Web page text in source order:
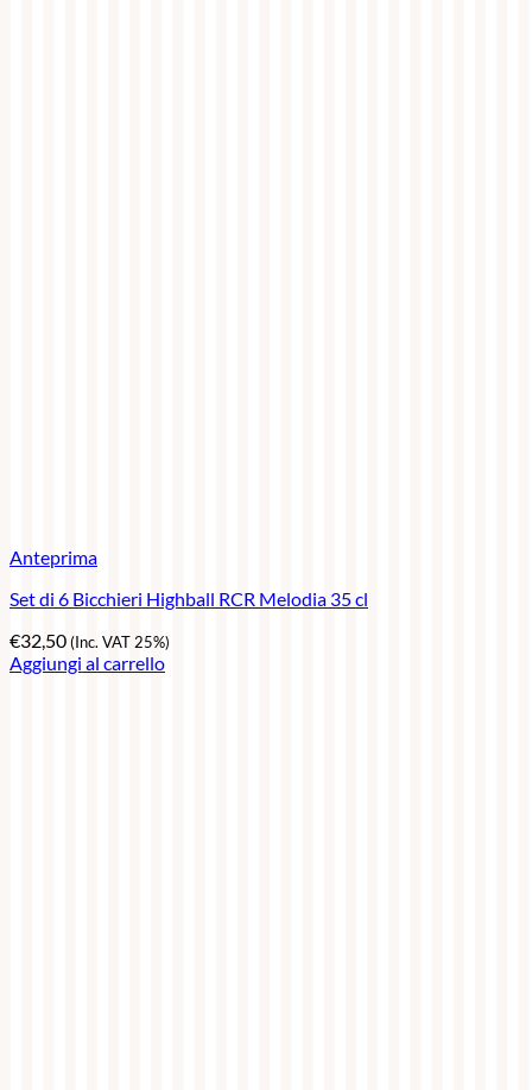
Anteprima
Set di 6 Bicchieri Highball RCR Melodia 35 cl
€32,50(Inc. VAT 25%)
Aggiungi al carrello